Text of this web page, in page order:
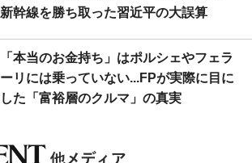
新幹線を勝ち取った習近平の大誤算
「本当のお金持ち」はポルシェやフェラ
ーリには乗っていない...FPが実際に目に
した「富裕層のクルマ」の真実